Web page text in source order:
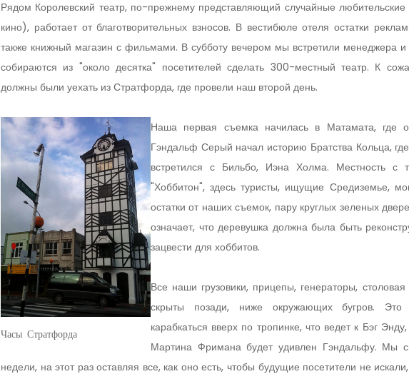
Рядом Королевский театр, по-прежнему представляющий случайные
кино), работает от благотворительных взносов. В вестибюле отеля остатки
также книжный магазин с фильмами. В субботу вечером мы встретили менеджера и
собираются из "около десятка" посетителей сделать 300-местный театр. К
должны были уехать из Стратфорда, где провели наш второй день.
Часы Стратфорда
Наша первая съемка начилась в Матамата, где
Гэндальф Серый начал историю Братства Кольца,
встретился с Бильбо, Иэна Холма. Местность с
"Хоббитон", здесь туристы, ищущие Средиземье,
остатки от наших съемок, пару круглых зеленых
означает, что деревушка должна была быть
зацвести для хоббитов.
Все наши грузовики, прицепы, генераторы,
скрыты позади, ниже окружающих бугров. Это
карабкаться вверх по тропинке, что ведет к Бэг
Мартина Фримана будет удивлен Гэндальфу. Мы
недели, на этот раз оставляя все, как оно есть, чтобы будущие посетители не